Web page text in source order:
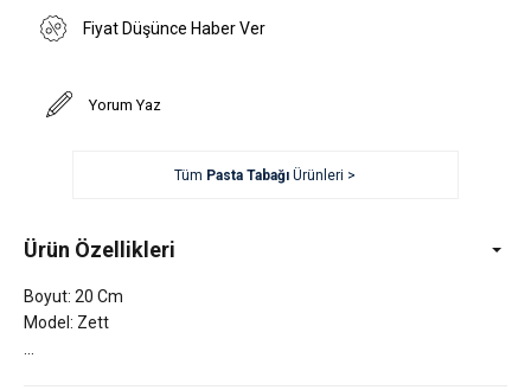
Fiyat Düşünce Haber Ver
Yorum Yaz
Tüm Pasta Tabağı Ürünleri >
Ürün Özellikleri
Boyut: 20 Cm
Model: Zett